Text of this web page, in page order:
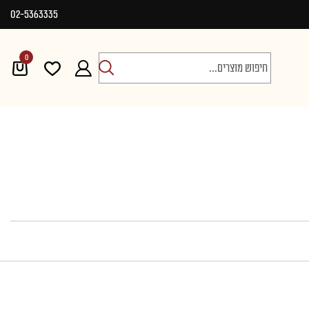
02-5363335
חיפוש
0